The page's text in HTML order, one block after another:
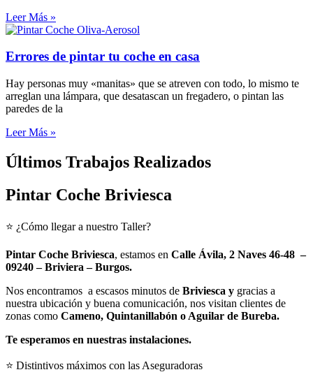
Leer Más »
Errores de pintar tu coche en casa
Hay personas muy «manitas» que se atreven con todo, lo mismo te
arreglan una lámpara, que desatascan un fregadero, o pintan las
paredes de la
Leer Más »
Últimos Trabajos Realizados
Pintar Coche Briviesca
⭐ ¿Cómo llegar a nuestro Taller?
Pintar Coche Briviesca, estamos en Calle Ávila, 2 Naves 46-48 –
09240 – Briviera – Burgos.
Nos encontramos a escasos minutos de Briviesca y gracias a
nuestra ubicación y buena comunicación, nos visitan clientes de
zonas como Cameno, Quintanillabón o Aguilar de Bureba.
Te esperamos en nuestras instalaciones.
⭐ Distintivos máximos con las Aseguradoras